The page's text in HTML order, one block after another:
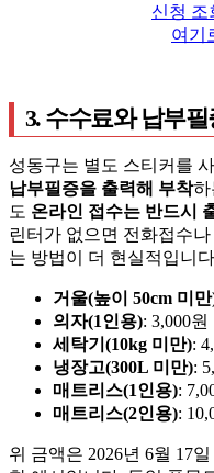
신청 조
여기
3. 수수료와 납부필
성동구는 별도 스티커를
납부필증을 출력해 부착하
도 온라인 접수는 반드시
린터가 없으면 전화접수
는 방법이 더 현실적입니
거울(높이 50cm 미
의자(1인용): 3,000원
세탁기(10kg 미만):
냉장고(300L 미만):
매트리스(1인용):
매트리스(2인용):
위 금액은 2026년 6월 17